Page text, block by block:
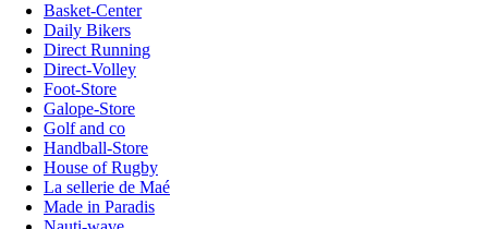
Basket-Center
Daily Bikers
Direct Running
Direct-Volley
Foot-Store
Galope-Store
Golf and co
Handball-Store
House of Rugby
La sellerie de Maé
Made in Paradis